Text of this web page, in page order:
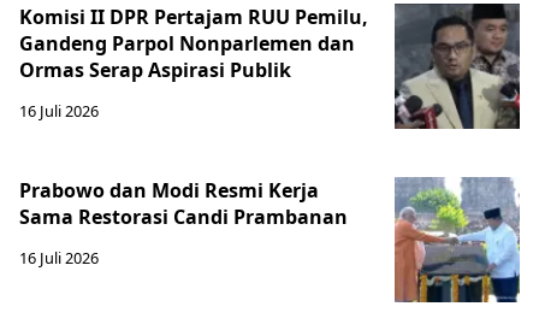
Komisi II DPR Pertajam RUU Pemilu,
Gandeng Parpol Nonparlemen dan
Ormas Serap Aspirasi Publik
16 Juli 2026
Prabowo dan Modi Resmi Kerja
Sama Restorasi Candi Prambanan
16 Juli 2026